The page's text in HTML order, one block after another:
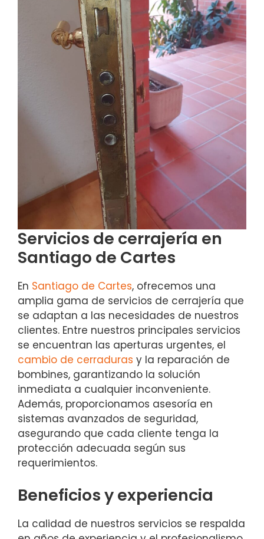
Servicios de cerrajería en
Santiago de Cartes
En Santiago de Cartes, ofrecemos una
amplia gama de servicios de cerrajería que
se adaptan a las necesidades de nuestros
clientes. Entre nuestros principales servicios
se encuentran las aperturas urgentes, el
cambio de cerraduras y la reparación de
bombines, garantizando la solución
inmediata a cualquier inconveniente.
Además, proporcionamos asesoría en
sistemas avanzados de seguridad,
asegurando que cada cliente tenga la
protección adecuada según sus
requerimientos.
Beneficios y experiencia
La calidad de nuestros servicios se respalda